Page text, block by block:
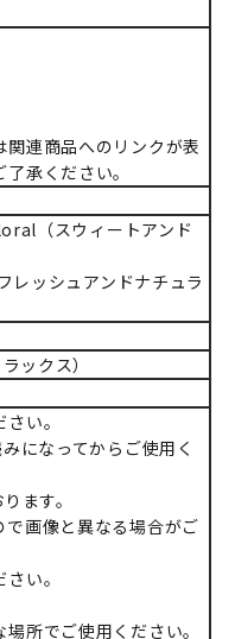
連商品へのリンクが表
承ください。
（スウィートアンド
ッシュアンドナチュラ
ックス）
い。
になってからご使用く
ます。
画像と異なる場合がご
い。
所でご使用ください。